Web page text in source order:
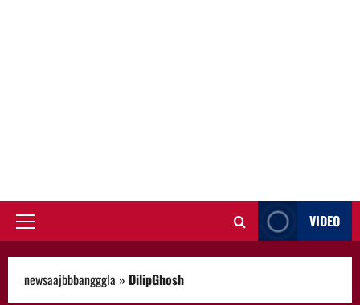
Primary
VIDEO
newsaajbbbangggla » DilipGhosh